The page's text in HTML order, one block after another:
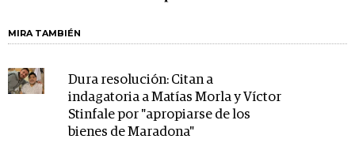
MIRA TAMBIÉN
Dura resolución: Citan a
indagatoria a Matías Morla y Víctor
Stinfale por "apropiarse de los
bienes de Maradona"